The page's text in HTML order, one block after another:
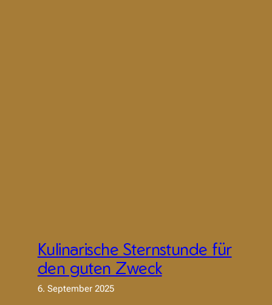
Kulinarische Sternstunde für
den guten Zweck
6. September 2025